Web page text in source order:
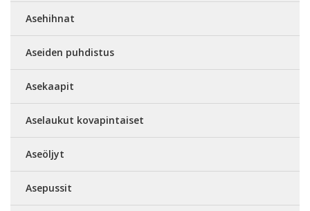
Asehihnat
Aseiden puhdistus
Asekaapit
Aselaukut kovapintaiset
Aseöljyt
Asepussit